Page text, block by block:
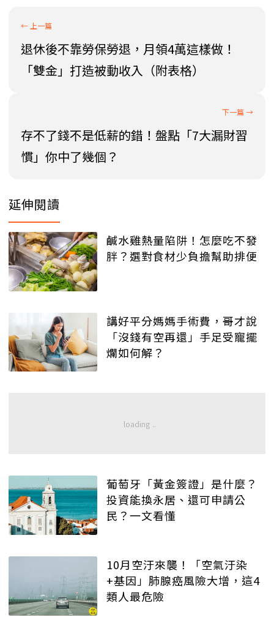
退休後不靠勞保勞退，月領4萬這樣做！
「雙金」打造被動收入（附表格）
存不了錢不是低薪的錯！盤點「7大漏財習
慣」你中了幾個？
延伸閱讀
鹹水雞熱量陷阱！怎麼吃不發
胖？選對食材少負擔幫助排便
講好平分媽媽手術費，哥才說
「沒錢有空再還」手足受寵擺
爛如何解？
葡萄牙「黃金簽證」是什麼？
投資能換永居、還可申請公
民？一文看懂
10月空汙來襲！「空氣汙染
+基因」肺腺癌風險大增，這4
類人最危險